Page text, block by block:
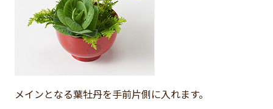
メインとなる葉牡丹を手前片側に入れます。